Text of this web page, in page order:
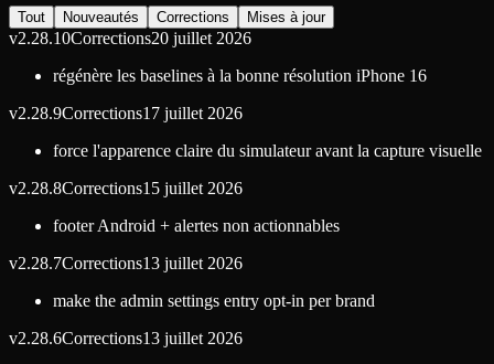
Tout Nouveautés Corrections Mises à jour
v2.28.10Corrections20 juillet 2026
régénère les baselines à la bonne résolution iPhone 16
v2.28.9Corrections17 juillet 2026
force l'apparence claire du simulateur avant la capture visuelle
v2.28.8Corrections15 juillet 2026
footer Android + alertes non actionnables
v2.28.7Corrections13 juillet 2026
make the admin settings entry opt-in per brand
v2.28.6Corrections13 juillet 2026